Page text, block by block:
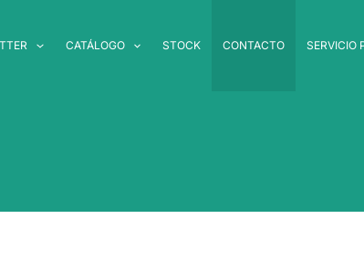
CATÁLOGO STOCK CONTACTO SERVICIO